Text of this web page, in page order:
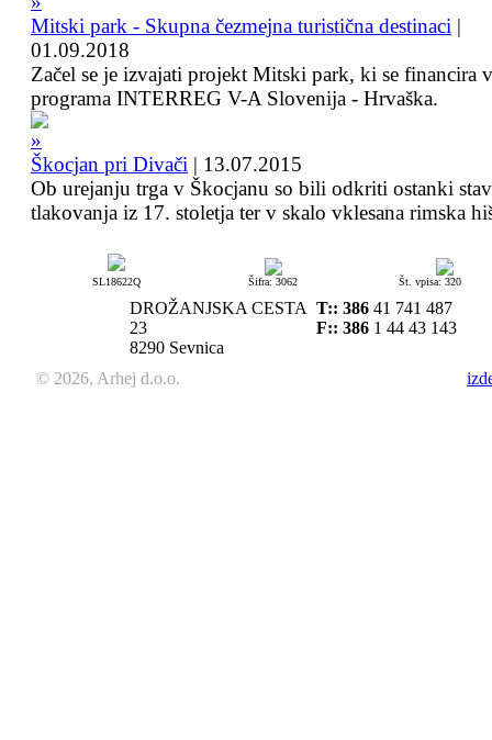
Mitski park - Skupna čezmejna turistična destinaci |
01.09.2018
Začel se je izvajati projekt Mitski park, ki se financira
programa INTERREG V-A Slovenija - Hrvaška.
Škocjan pri Divači | 13.07.2015
Ob urejanju trga v Škocjanu so bili odkriti ostanki
tlakovanja iz 17. stoletja ter v skalo vklesana rimska
SL18622Q Šifra: 3062 Št. vpisa: 320
DROŽANJSKA CESTA
23
8290 Sevnica
T:: 386 41 741 487
F:: 386 1 44 43 143
© 2026, Arhej d.o.o.